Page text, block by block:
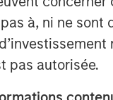
à, ni ne
pas autorisée.
private equity
Morgan